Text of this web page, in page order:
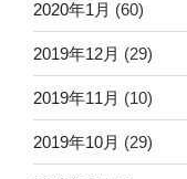
2020年1月 (60)
2019年12月 (29)
2019年11月 (10)
2019年10月 (29)